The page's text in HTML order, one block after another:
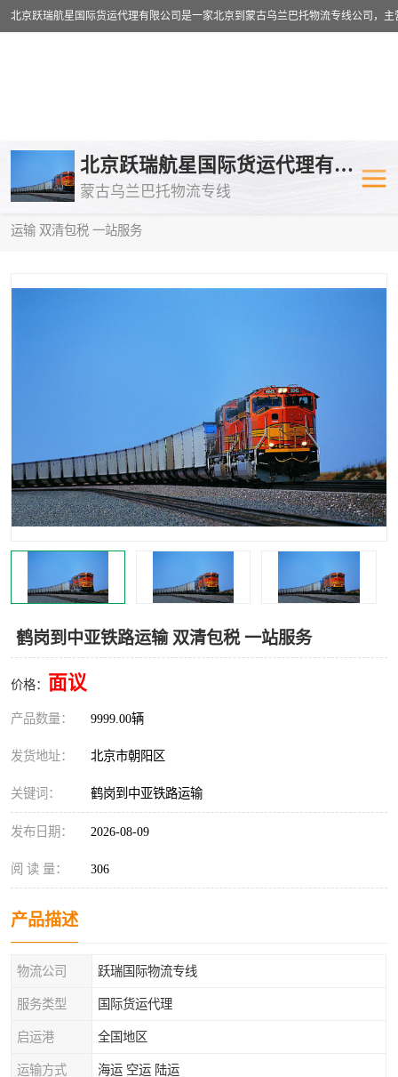
北京跃瑞航星国际货运代理有限公司
蒙古乌兰巴托物流专线
运输 双清包税 一站服务
鹤岗到中亚铁路运输 双清包税 一站服务
价格： 面议
产品数量： 9999.00辆
发货地址： 北京市朝阳区
关键词： 鹤岗到中亚铁路运输
发布日期： 2026-08-09
阅 读 量： 306
产品描述
物流公司 跃瑞国际物流专线
服务类型 国际货运代理
启运港 全国地区
运输方式 海运 空运 陆运
乌兰巴托物流专线 乌兰巴托铁
乌兰巴托公路运输
中欧班列
蒙古乌兰巴托双清包税 蒙古乌兰巴